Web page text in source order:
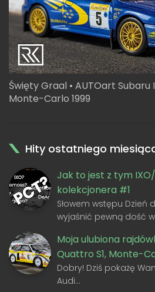
Święty Graal • AUTOart Subaru
Monte-Carlo 1999
Hity ostatniego
Jak to jest z tym
kolekcjonera #1
Słowem wstępu Dzień
wyjaśnić pewną dość
Moja ulubiona
Quattro S1, Monte-
Dobry! Dziś pokażę
Audi…